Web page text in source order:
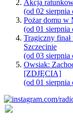
Akcja
(od 02 sierpnia
Pożar domu w
(od 01 sierpnia
Tragiczny
Szczecinie
(od 03 sierpnia
Owsiak:
[ZDJĘCIA]
(od 01 sierpnia